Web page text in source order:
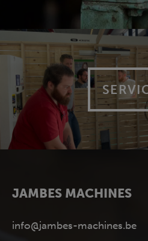
JAMBES MACHINES
info@jambes-machines.be